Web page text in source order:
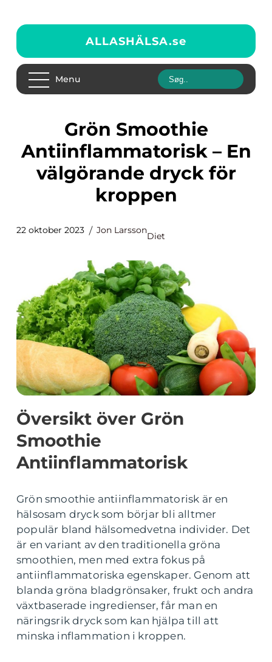
ALLASHÄLSA.se
Menu
Grön Smoothie
Antiinflammatorisk – En
välgörande dryck för
kroppen
22 oktober 2023 Jon Larsson
Diet
Översikt över Grön
Smoothie
Antiinflammatorisk
Grön smoothie antiinflammatorisk är en
hälsosam dryck som börjar bli alltmer
populär bland hälsomedvetna individer. Det
är en variant av den traditionella gröna
smoothien, men med extra fokus på
antiinflammatoriska egenskaper. Genom att
blanda gröna bladgrönsaker, frukt och andra
växtbaserade ingredienser, får man en
näringsrik dryck som kan hjälpa till att
minska inflammation i kroppen.